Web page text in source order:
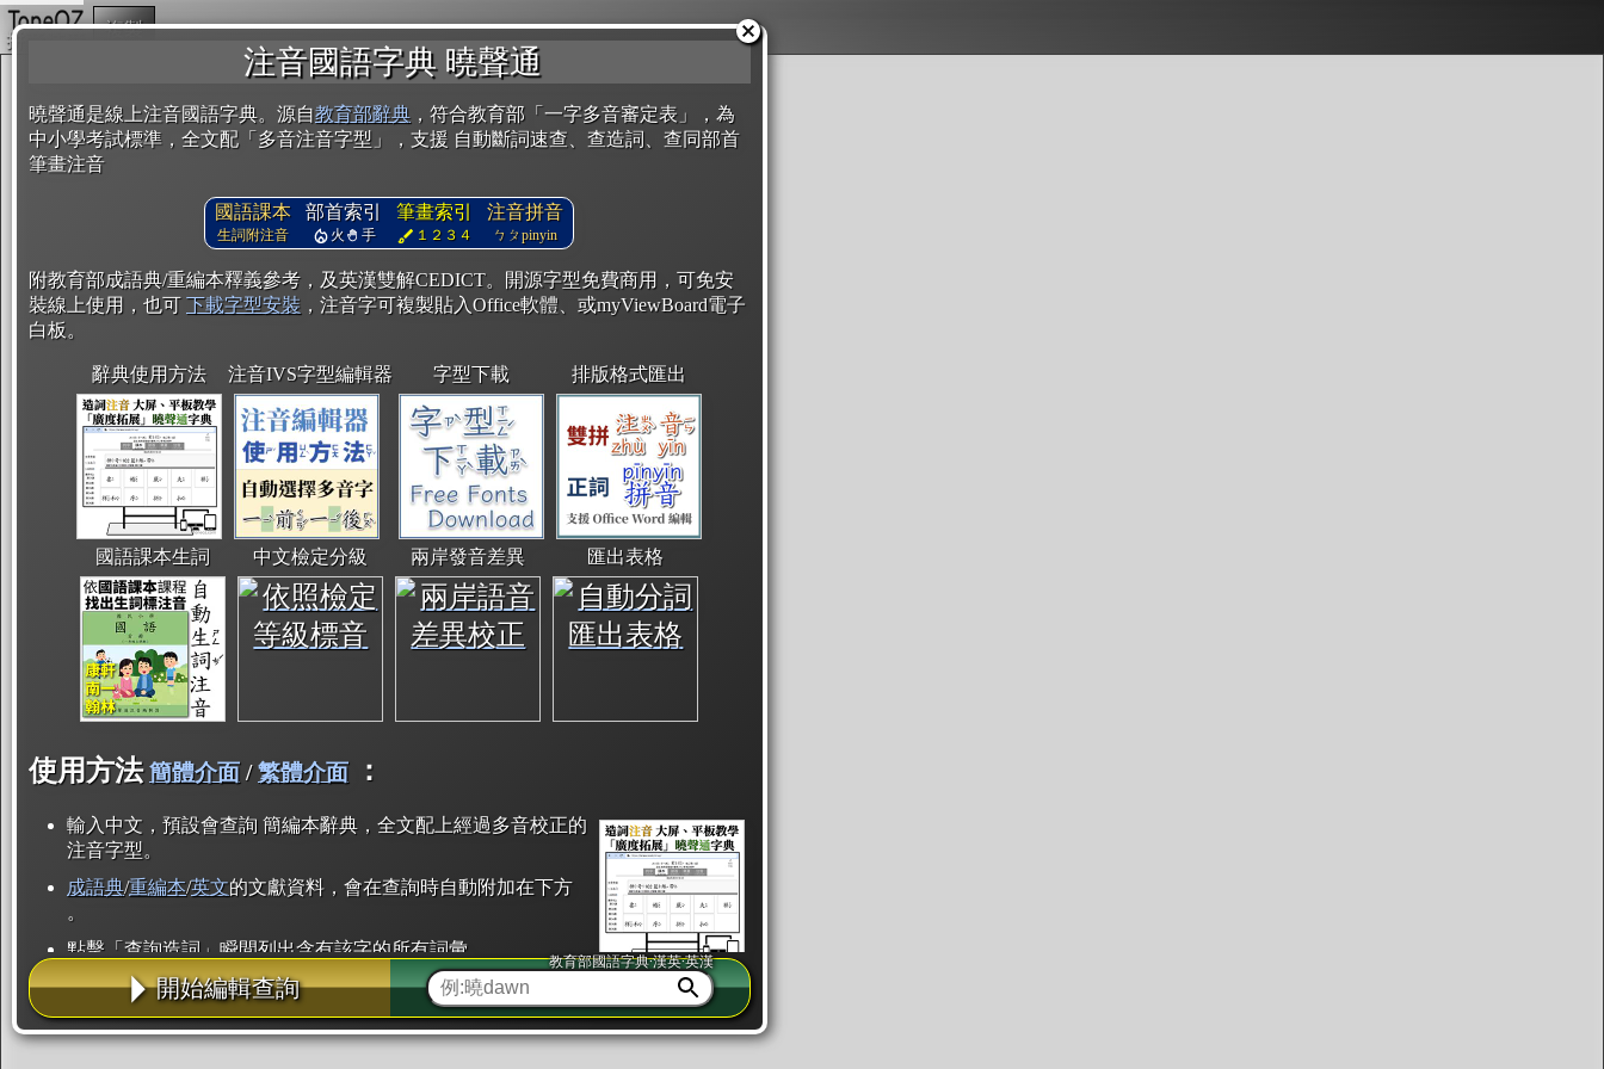
注音國語字典 曉聲通
曉聲通是線上注音國語字典。源自教育部辭典 ，符合教育部「一字多音審定表」，為
中小學考試標準，全文配「多音注音字型」，支援 自動斷詞速查、查造詞、查同部首
筆畫注音
國語課本
生詞附注音
部首索引
火 手
筆畫索引
１２３４
注音拼音
ㄅㄆpinyin
附教育部成語典/重編本釋義參考，及英漢雙解CEDICT。開源字型免費商用，可免安
裝線上使用，也可 下載字型安裝 ，注音字可複製貼入Office軟體、或myViewBoard電子
白板。
辭典使用方法 注音IVS字型編輯器 字型下載 排版格式匯出
國語課本生詞 中文檢定分級 兩岸發音差異 匯出表格
使用方法 簡體介面/繁體介面 ：
輸入中文，預設會查詢 簡編本辭典，全文配上經過多音校正的
注音字型。
成語典/重編本/英文的文獻資料，會在查詢時自動附加在下方
。
點擊「查詢造詞」瞬間列出含有該字的所有詞彙。
點「部首」瞬間列出所有「同部首字」。也支援查詢「同注音」或「同筆畫」。
辭典解釋的全文都經過自動斷詞，點擊便可瞬間「連續查詢」此字詞的解釋，不
用手動重複輸入。
開始編輯查詢
教育部國語字典·漢英·英漢
複製